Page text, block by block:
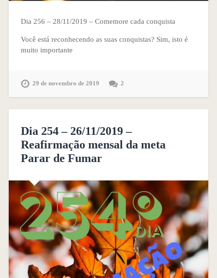
Dia 256 – 28/11/2019 – Comemore cada conquista
Você está reconhecendo as suas conquistas? Sim, isto é
muito importante
29 de novembro de 2019 2
Dia 254 – 26/11/2019 –
Reafirmação mensal da meta
Parar de Fumar